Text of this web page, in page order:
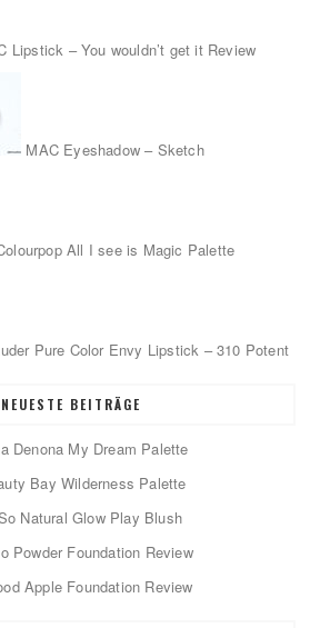
Lipstick – You wouldn’t get it Review
MAC Eyeshadow – Sketch
All I see is Magic Palette
Pure Color Envy Lipstick – 310 Potent
NEUESTE BEITRÄGE
Denona My Dream Palette
Bay Wilderness Palette
Natural Glow Play Blush
Powder Foundation Review
Apple Foundation Review